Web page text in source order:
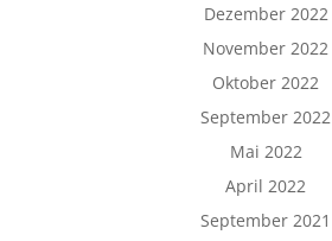
Dezember 2022
November 2022
Oktober 2022
September 2022
Mai 2022
April 2022
September 2021